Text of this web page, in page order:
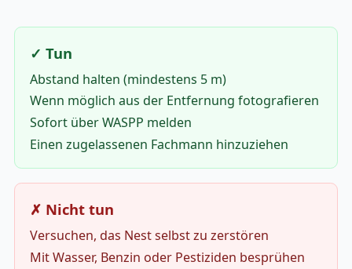
✓ Tun
Abstand halten (mindestens 5 m)
Wenn möglich aus der Entfernung fotografieren
Sofort über WASPP melden
Einen zugelassenen Fachmann hinzuziehen
✗ Nicht tun
Versuchen, das Nest selbst zu zerstören
Mit Wasser, Benzin oder Pestiziden besprühen